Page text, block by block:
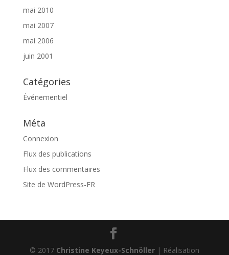
mai 2010
mai 2007
mai 2006
juin 2001
Catégories
Événementiel
Méta
Connexion
Flux des publications
Flux des commentaires
Site de WordPress-FR
© 2017Christine Keyeux-Schnöller| Réalisation